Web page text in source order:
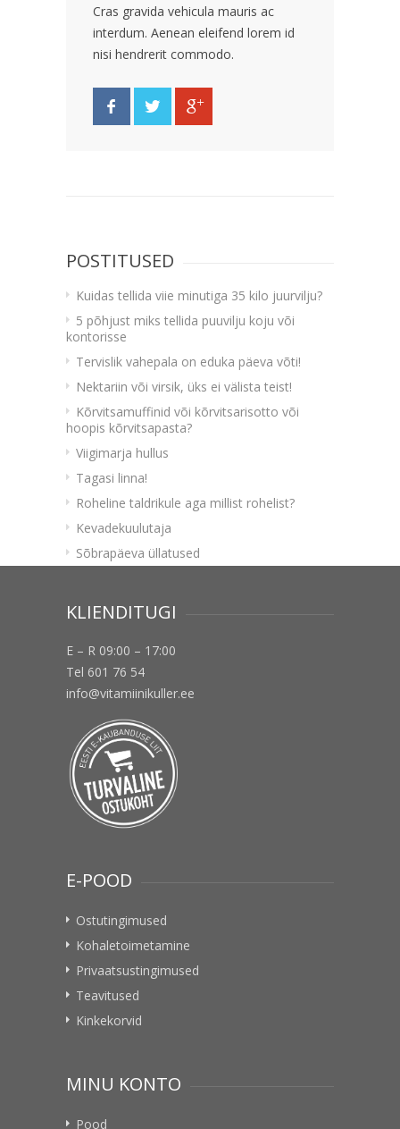
Cras gravida vehicula mauris ac
interdum. Aenean eleifend lorem id
nisi hendrerit commodo.
POSTITUSED
Kuidas tellida viie minutiga 35 kilo juurvilju?
5 põhjust miks tellida puuvilju koju või
kontorisse
Tervislik vahepala on eduka päeva võti!
Nektariin või virsik, üks ei välista teist!
Kõrvitsamuffinid või kõrvitsarisotto või
hoopis kõrvitsapasta?
Viigimarja hullus
Tagasi linna!
Roheline taldrikule aga millist rohelist?
Kevadekuulutaja
Sõbrapäeva üllatused
KLIENDITUGI
E – R 09:00 – 17:00
Tel 601 76 54
info@vitamiinikuller.ee
E-POOD
Ostutingimused
Kohaletoimetamine
Privaatsustingimused
Teavitused
Kinkekorvid
MINU KONTO
Pood